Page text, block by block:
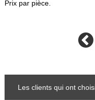
Prix par pièce.
Les clients qui ont